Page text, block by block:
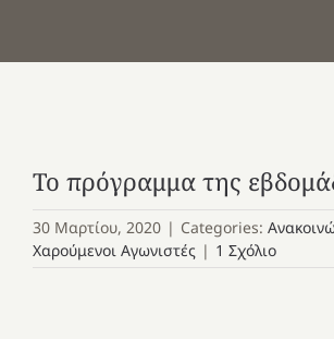
Το πρόγραμμα της
30 Μαρτίου, 2020 | Categories:
Χαρούμενοι Αγωνιστές | 1 Σχόλιο